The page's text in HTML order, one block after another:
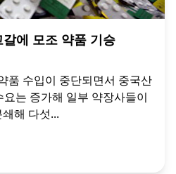
에 모조 약품 기승
품 수입이 중단되면서 중국산
는 증가해 일부 약장사들이
해 다섯...